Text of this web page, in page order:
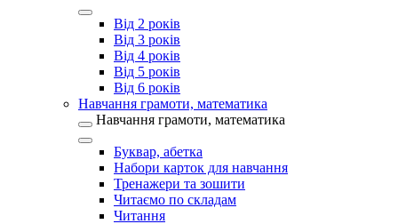
Від 2 років
Від 3 років
Від 4 років
Від 5 років
Від 6 років
Навчання грамоти, математика
Навчання грамоти, математика
Буквар, абетка
Набори карток для навчання
Тренажери та зошити
Читаємо по складам
Читання